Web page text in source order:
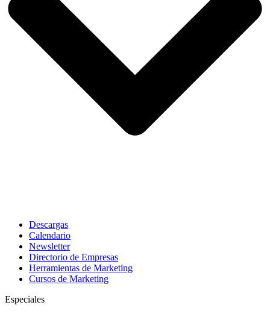
Descargas
Calendario
Newsletter
Directorio de Empresas
Herramientas de Marketing
Cursos de Marketing
Especiales